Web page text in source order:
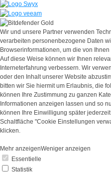
Wir und unsere Partner verwenden
verarbeiten personenbezogene Daten
Browserinformationen, um die von
Auf diese Weise können wir Ihnen
Interneterfahrung verbessern. Wir
oder den Inhalt unserer Website
bitten wir Sie hiermit um Erlaubnis, die
können Ihre Zustimmung zu ganzen
Informationen anzeigen lassen und so
können Ihre Einwilligung später
Schaltfläche "Cookie Einstellungen
klicken.
Mehr anzeigenWeniger anzeigen
Essentielle
Statistik